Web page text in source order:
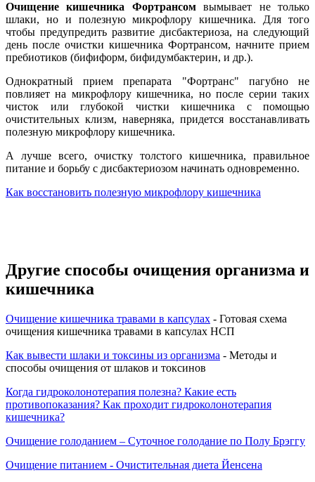
Очищение кишечника Фортрансомвымывает не только
шлаки, но и полезную микрофлору кишечника. Для того
чтобы предупредить развитие дисбактериоза, на следующий
день после очистки кишечника Фортрансом, начните прием
пребиотиков (бифиформ, бифидумбактерин, и др.).
Однократный прием препарата "Фортранс" пагубно не
повлияет на микрофлору кишечника, но после серии таких
чисток или глубокой чистки кишечника с помощью
очистительных клизм, наверняка, придется восстанавливать
полезную микрофлору кишечника.
А лучше всего, очистку толстого кишечника, правильное
питание и борьбу с дисбактериозом начинать одновременно.
Как восстановить полезную микрофлору кишечника
Другие способы очищения организма и
кишечника
Очищение кишечника травами в капсулах - Готовая схема
очищения кишечника травами в капсулах НСП
Как вывести шлаки и токсины из организма - Методы и
способы очищения от шлаков и токсинов
Когда гидроколонотерапия полезна? Какие есть
противопоказания? Как проходит гидроколонотерапия
кишечника?
Очищение голоданием – Суточное голодание по Полу Брэггу
Очищение питанием - Очистительная диета Йенсена